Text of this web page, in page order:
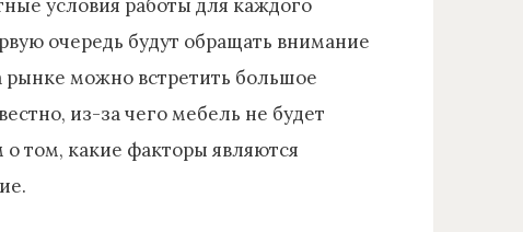
условия работы для каждого
очередь будут обращать внимание
рынке можно встретить большое
из-за чего мебель не будет
том, какие факторы являются